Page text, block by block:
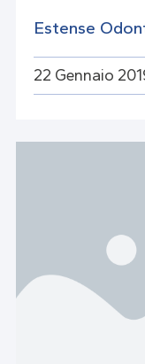
Estense
22 Gennaio